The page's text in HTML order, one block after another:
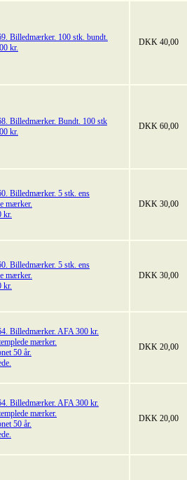
Billedmærker. 100 stk. bundt.
kr.
DKK 40,00
Billedmærker. Bundt. 100 stk
kr.
DKK 60,00
Billedmærker. 5 stk. ens
mærker.
kr.
DKK 30,00
Billedmærker. 5 stk. ens
mærker.
kr.
DKK 30,00
Billedmærker. AFA 300 kr.
mærker.
50 år.
DKK 20,00
Billedmærker. AFA 300 kr.
mærker.
50 år.
DKK 20,00